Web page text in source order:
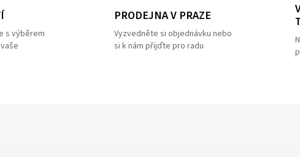
s výběrem
PRODEJNA V PRAZE
Vyzvedněte si objednávku nebo
si k nám přijďte pro radu